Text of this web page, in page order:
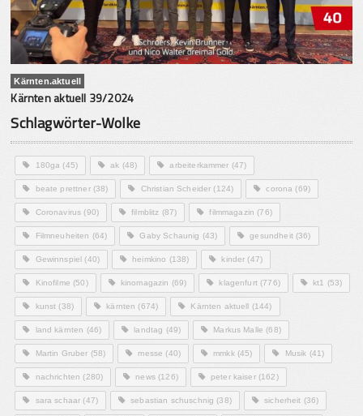
Kärnten.aktuell
Kärnten aktuell 39/2024
Schlagwörter-Wolke
180ga (45) ak (48) arbeiterkammer (47)
beate prettner(38) Christian Scheider (124) corona (69)
Coronavirus (90) filmblitz (87) filmmagazin (76)
Filmneuheiten (64) Gaby Schaunig (43) gesundheit(36)
Gewinnspiel (40) heimkino (138) kinder (47)
Kinofilme (50) kinomagazin (69) klagenfurt(776) kt1 (53)
kunst (38) kärnten (674) Kärnten aktuell (144)
land kärnten (46) landtag (49) Markus Malle (68)
Martin Gruber (58) messe (40) mmkk(45) Musik (41)
nachrichten (280) news(126) peter kaiser(162)
sara schaar (47) sebastian schuschnig (38) sicherheit (36)